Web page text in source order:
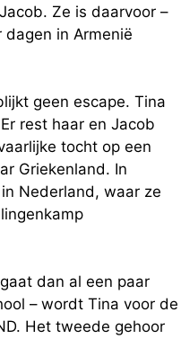
Ze is daarvoor –
in Armenië
geen escape. Tina
rest haar en Jacob
tocht op een
Griekenland. In
Nederland, waar ze
dan al een paar
– wordt Tina voor de
Het tweede gehoor